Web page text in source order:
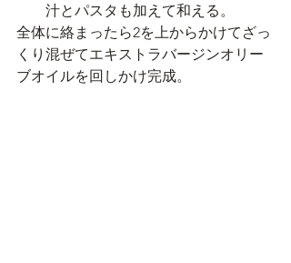
汁とパスタも加えて和える。
全体に絡まったら2を上からかけてざっ
くり混ぜてエキストラバージンオリー
ブオイルを回しかけ完成。